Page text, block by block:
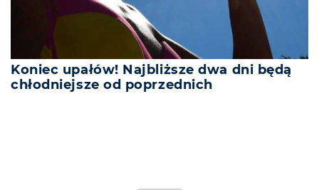
Koniec upałów! Najbliższe dwa dni będą
chłodniejsze od poprzednich